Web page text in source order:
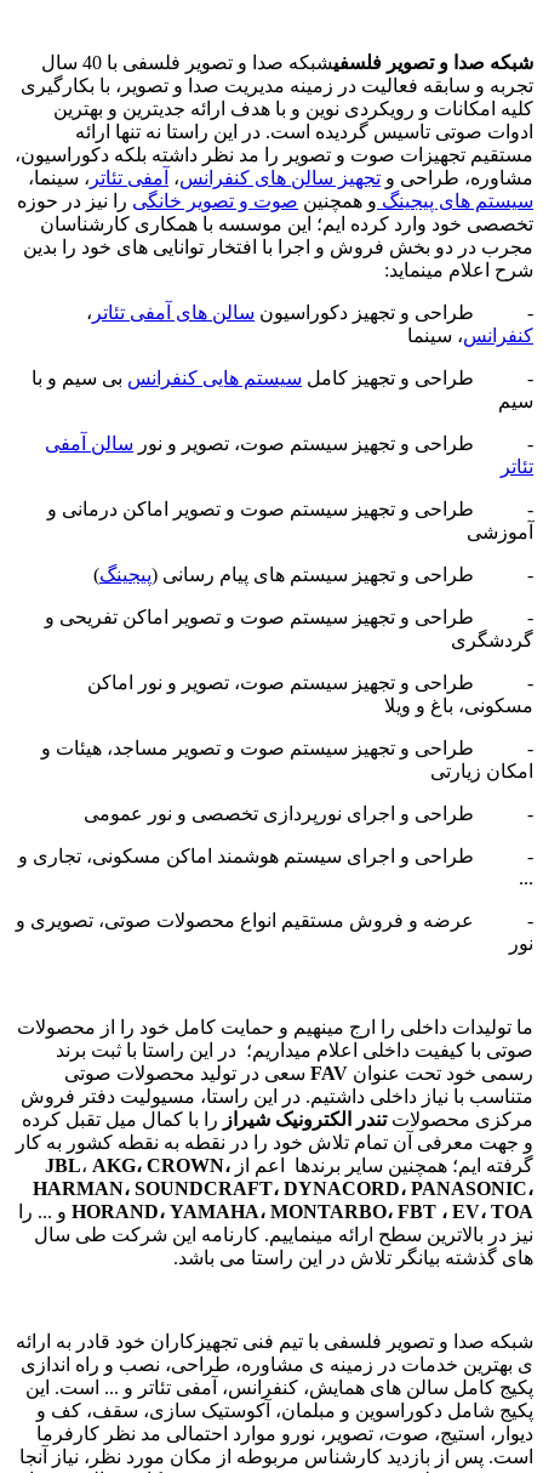
شبکه صدا و تصویر فلسفی
شبکه صدا و تصویر فلسفی با 40 سال
تجربه و سابقه فعالیت در زمینه مدیریت صدا و تصویر، با بکارگیری
کلیه امکانات و رویکردی نوین و با هدف ارائه جدیترین و بهترین
ادوات صوتی تاسیس گردیده است. در این راستا نه تنها ارائه
مستقیم تجهیزات صوت و تصویر را مد نظر داشته بلکه دکوراسیون،
مشاوره، طراحی و تجهیز سالن های کنفرانس، آمفی تئاتر ، سینما،
سیستم های پیجینگ و همچنین صوت و تصویر خانگی را نیز در حوزه
تخصصی خود وارد کرده ایم؛ این موسسه با همکاری کارشناسان
مجرب در دو بخش فروش و اجرا با افتخار توانایی های خود را بدین
شرح اعلام مینماید:
- طراحی و تجهیز دکوراسیون سالن های آمفی تئاتر ،
کنفرانس، سینما
- طراحی و تجهیز کامل سیستم هایی کنفرانس بی سیم و با
سیم
- طراحی و تجهیز سیستم صوت، تصویر و نور سالن آمفی
تئاتر
- طراحی و تجهیز سیستم صوت و تصویر اماکن درمانی و
آموزشی
- طراحی و تجهیز سیستم های پیام رسانی (پیجینگ)
- طراحی و تجهیز سیستم صوت و تصویر اماکن تفریحی و
گردشگری
- طراحی و تجهیز سیستم صوت، تصویر و نور اماکن
مسکونی، باغ و ویلا
- طراحی و تجهیز سیستم صوت و تصویر مساجد، هیئات و
امکان زیارتی
- طراحی و اجرای نورپردازی تخصصی و نور عمومی
- طراحی و اجرای سیستم هوشمند اماکن مسکونی، تجاری و
...
- عرضه و فروش مستقیم انواع محصولات صوتی، تصویری و
نور
ما تولیدات داخلی را ارج مینهیم و حمایت کامل خود را از محصولات
صوتی با کیفیت داخلی اعلام میداریم؛ در این راستا با ثبت برند
رسمی خود تحت عنوان FAV سعی در تولید محصولات صوتی
متناسب با نیاز داخلی داشتیم. در این راستا، مسیولیت دفتر فروش
مرکزی محصولات تندر الکترونیک شیراز را با کمال میل تقبل کرده
و جهت معرفی آن تمام تلاش خود را در نقطه به نقطه کشور به کار
گرفته ایم؛ همچنین سایر برندها اعم از
JBL، AKG، CROWN،
HARMAN، SOUNDCRAFT، DYNACORD، PANASONIC،
HORAND، YAMAHA، MONTARBO، FBT ، EV، TOA و ... را
نیز در بالاترین سطح ارائه مینماییم. کارنامه این شرکت طی سال
های گذشته بیانگر تلاش در این راستا می باشد.
شبکه صدا و تصویر فلسفی با تیم فنی تجهیزکاران خود قادر به ارائه
ی بهترین خدمات در زمینه ی مشاوره، طراحی، نصب و راه اندازی
پکیج کامل سالن های همایش، کنفرانس، آمفی تئاتر و ... است. این
پکیج شامل دکوراسوین و مبلمان، آکوستیک سازی، سقف، کف و
دیوار، استیج، صوت، تصویر، نورو موارد احتمالی مد نظر کارفرما
است. پس از بازدید کارشناس مربوطه از مکان مورد نظر، نیاز آنجا